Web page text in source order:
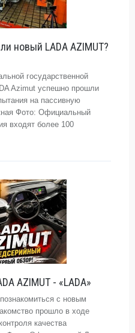
новый LADA AZIMUT?
государственной
Azimut успешно прошли
на пассивную
Фото: Официальный
входят более 100
AZIMUT - «LADA»
с новым
прошло в ходе
качества